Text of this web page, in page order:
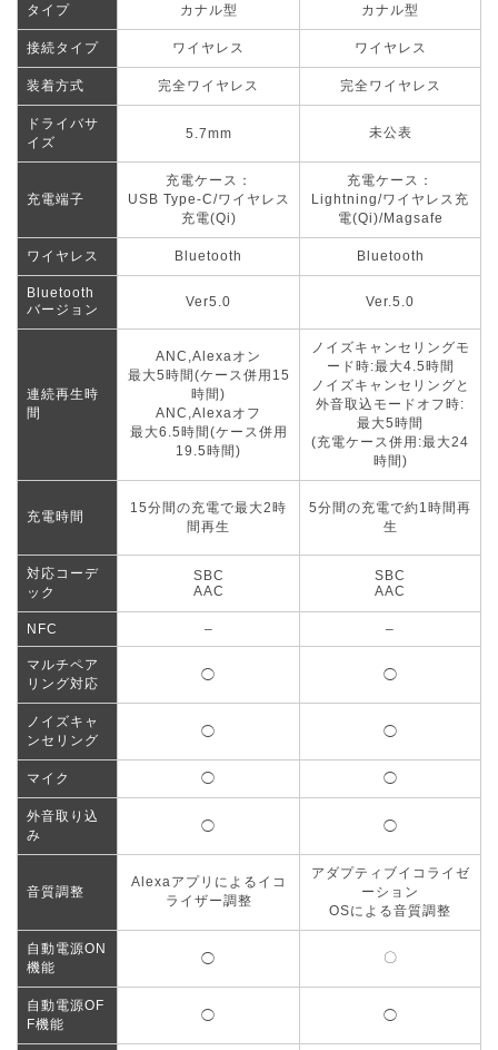
タイプ カナル型 カナル型
接続タイプ ワイヤレス ワイヤレス
装着方式 完全ワイヤレス 完全ワイヤレス
ドライバサ
イズ
5.7mm 未公表
充電端子
充電ケース：
USB Type-C/ワイヤレス
充電(Qi)
充電ケース：
Lightning/ワイヤレス充
電(Qi)/Magsafe
ワイヤレス Bluetooth Bluetooth
Bluetooth
バージョン
Ver5.0 Ver.5.0
連続再生時
間
ANC,Alexaオン
最大5時間(ケース併用15
時間)
ANC,Alexaオフ
最大6.5時間(ケース併用
19.5 時間)
ノイズキャンセリングモ
ード時:最大4.5時間
ノイズキャンセリングと
外音取込モードオフ時:
最大5時間
(充電ケース併用:最大24
時間)
充電時間
15分間の充電で最大2時
間再生
5分間の充電で約1時間再
生
対応コーデ
ック
SBC
AAC
SBC
AAC
NFC – –
マルチペア
リング対応
◯ ◯
ノイズキャ
ンセリング
◯ ◯
マイク ◯ ◯
外音取り込
み
◯ ◯
音質調整
Alexaアプリによるイコ
ライザー調整
アダプティブイコライゼ
ーション
OSによる音質調整
自動電源ON
機能
◯ 〇
自動電源OF
F機能
◯ ◯